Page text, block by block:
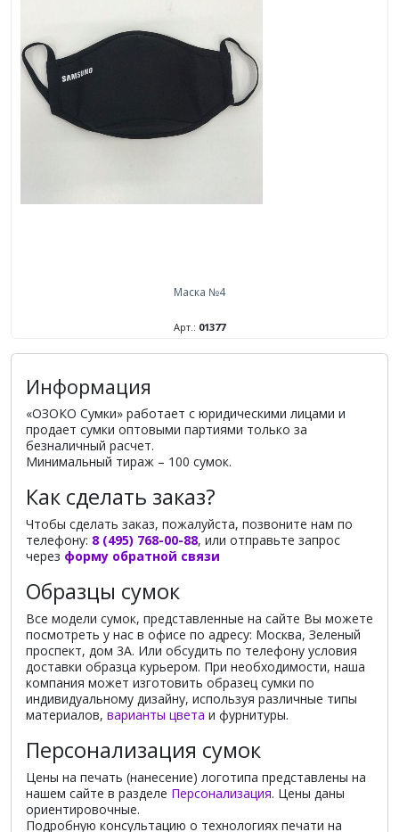
Маска №4
Арт.: 01377
Информация
«ОЗОКО Сумки» работает с юридическими лицами и
продает сумки оптовыми партиями только за
безналичный расчет.
Минимальный тираж – 100 сумок.
Как сделать заказ?
Чтобы сделать заказ, пожалуйста, позвоните нам по
телефону: 8 (495) 768-00-88, или отправьте запрос
через форму обратной связи
Образцы сумок
Все модели сумок, представленные на сайте Вы можете
посмотреть у нас в офисе по адресу: Москва, Зеленый
проспект, дом 3А. Или обсудить по телефону условия
доставки образца курьером. При необходимости, наша
компания может изготовить образец сумки по
индивидуальному дизайну, используя различные типы
материалов, варианты цвета и фурнитуры.
Персонализация сумок
Цены на печать (нанесение) логотипа представлены на
нашем сайте в разделе Персонализация. Цены даны
ориентировочные.
Подробную консультацию о технологиях печати на